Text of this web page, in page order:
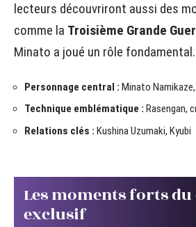
lecteurs découvriront aussi des
comme la Troisième Grande
Minato a joué un rôle fondamental.
Personnage central : Minato
Technique emblématique : Rasengan,
Relations clés : Kushina Uzumaki, Kyubi
Les moments forts
exclusif